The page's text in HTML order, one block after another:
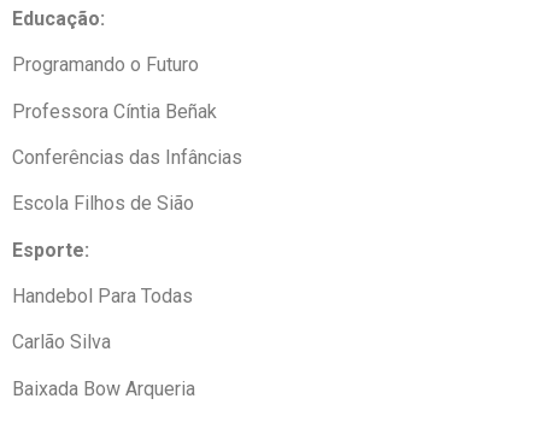
Educação:
Programando o Futuro
Professora Cíntia Beñak
Conferências das Infâncias
Escola Filhos de Sião
Esporte:
Handebol Para Todas
Carlão Silva
Baixada Bow Arqueria